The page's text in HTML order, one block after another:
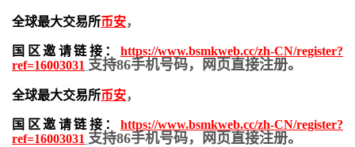
全球最大交易所币安，
国区邀请链接： https://www.bsmkweb.cc/zh-CN/register?
ref=16003031 支持86手机号码，网页直接注册。
全球最大交易所币安，
国区邀请链接： https://www.bsmkweb.cc/zh-CN/register?
ref=16003031 支持86手机号码，网页直接注册。